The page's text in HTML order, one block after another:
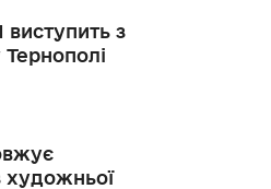
виступить з
художньої